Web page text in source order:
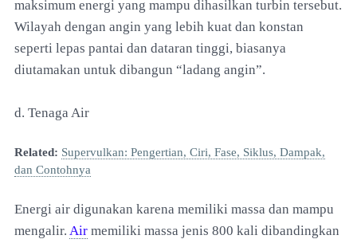
maksimum energi yang mampu dihasilkan turbin tersebut.
Wilayah dengan angin yang lebih kuat dan konstan
seperti lepas pantai dan dataran tinggi, biasanya
diutamakan untuk dibangun “ladang angin”.
d. Tenaga Air
Related: Supervulkan: Pengertian, Ciri, Fase, Siklus, Dampak,
dan Contohnya
Energi air digunakan karena memiliki massa dan mampu
mengalir. Air memiliki massa jenis 800 kali dibandingkan